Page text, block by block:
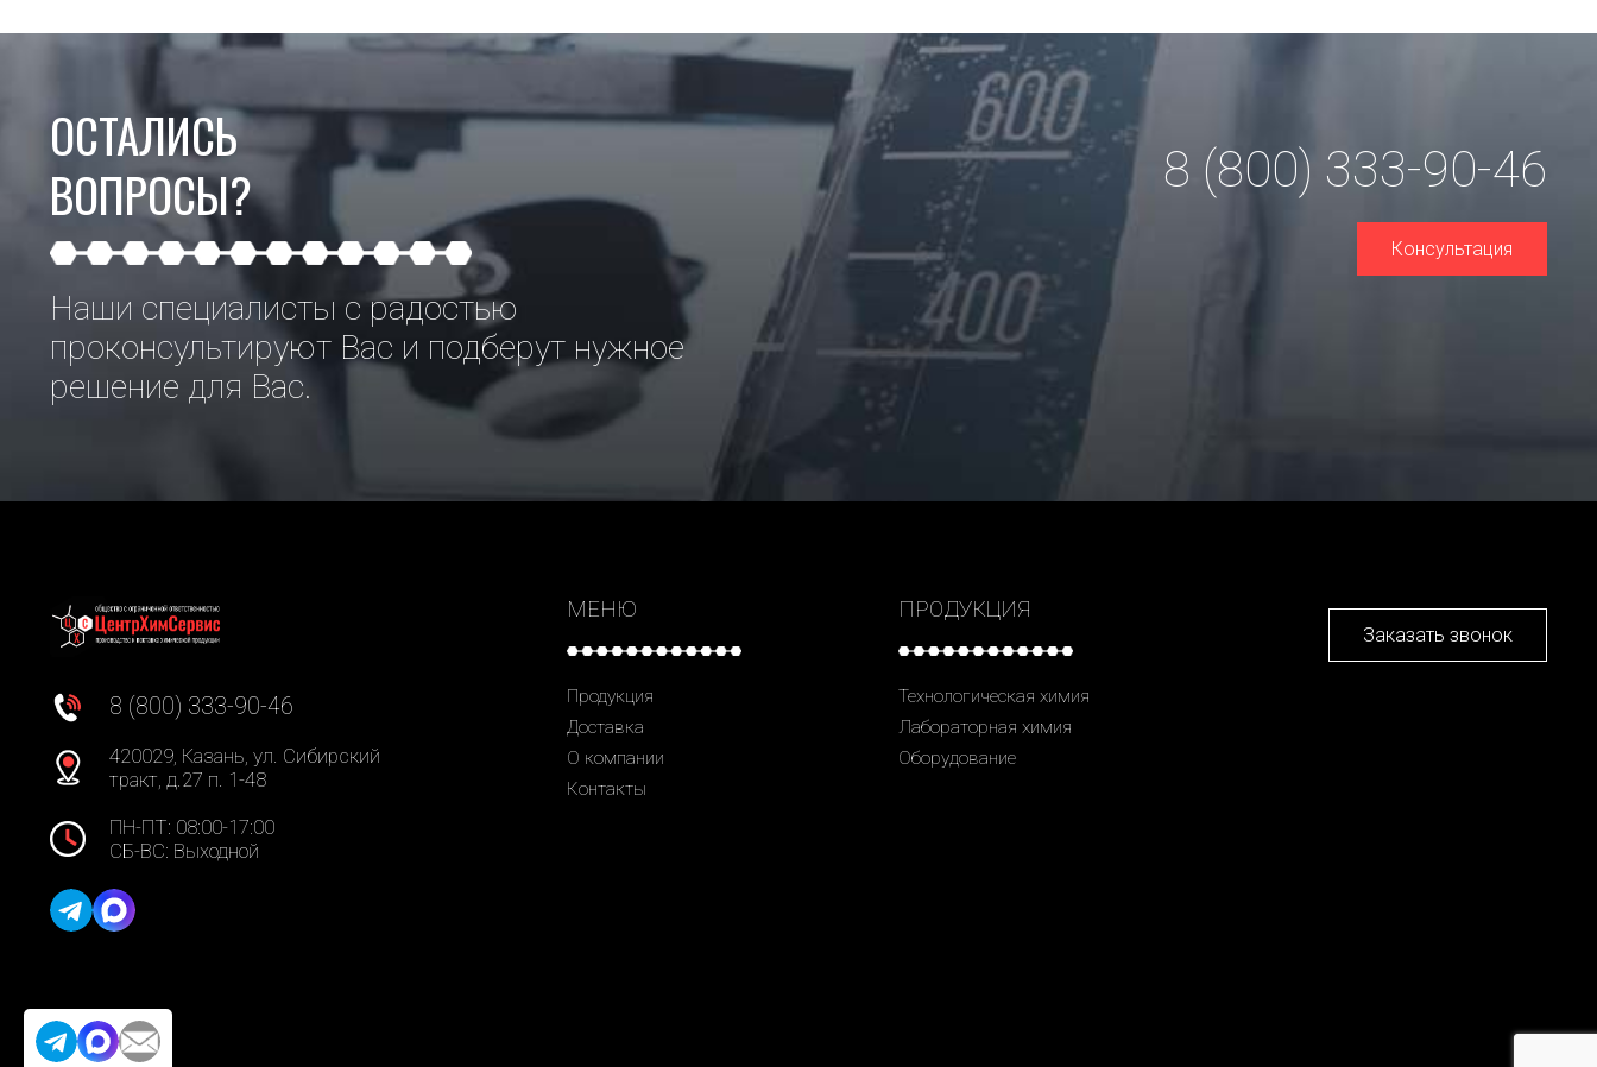
ОСТАЛИСЬ
ВОПРОСЫ?
Наши специалисты с радостью
проконсультируют Вас и подберут нужное
решение для Вас.
8 (800) 333-90-46
Консультация
8 (800) 333-90-46
420029, Казань, ул. Сибирский
тракт, д.27 п. 1-48
ПН-ПТ: 08:00-17:00
СБ-ВС: Выходной
МЕНЮ
Продукция
Доставка
О компании
Контакты
ПРОДУКЦИЯ
Технологическая химия
Лабораторная химия
Оборудование
Заказать звонок